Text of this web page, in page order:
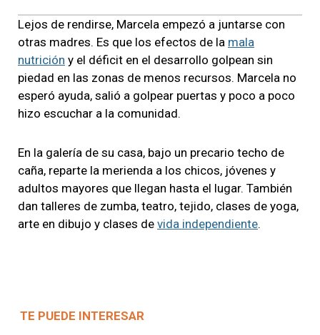
Lejos de rendirse, Marcela empezó a juntarse con
otras madres. Es que los efectos de la mala
nutrición y el déficit en el desarrollo golpean sin
piedad en las zonas de menos recursos. Marcela no
esperó ayuda, salió a golpear puertas y poco a poco
hizo escuchar a la comunidad.
En la galería de su casa, bajo un precario techo de
caña, reparte la merienda a los chicos, jóvenes y
adultos mayores que llegan hasta el lugar. También
dan talleres de zumba, teatro, tejido, clases de yoga,
arte en dibujo y clases de vida independiente.
TE PUEDE INTERESAR